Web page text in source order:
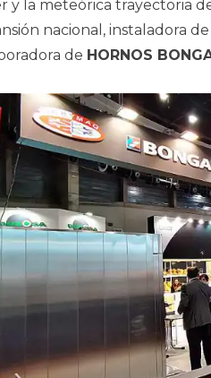
y la meteórica trayectoria
nacional, instaladora
de HORNOS